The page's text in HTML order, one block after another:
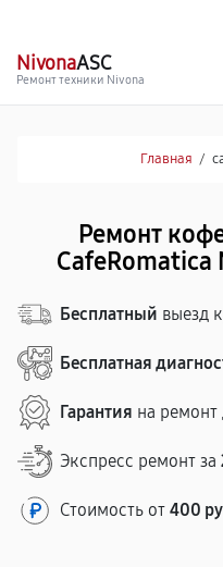
NivonaASC
Ремонт техники Nivona
Главная /
Ремонт
CafeRomatica
Бесплатный выезд
Бесплатная
Гарантия на ремонт
Экспресс ремонт за
Стоимость от 400